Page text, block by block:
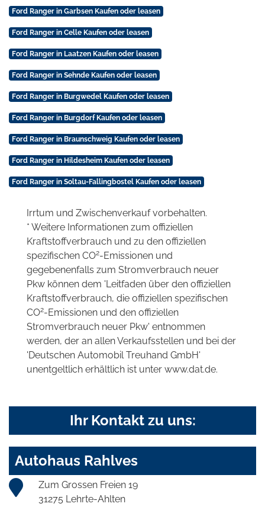
Ford Ranger in Garbsen Kaufen oder leasen
Ford Ranger in Celle Kaufen oder leasen
Ford Ranger in Laatzen Kaufen oder leasen
Ford Ranger in Sehnde Kaufen oder leasen
Ford Ranger in Burgwedel Kaufen oder leasen
Ford Ranger in Burgdorf Kaufen oder leasen
Ford Ranger in Braunschweig Kaufen oder leasen
Ford Ranger in Hildesheim Kaufen oder leasen
Ford Ranger in Soltau-Fallingbostel Kaufen oder leasen
Irrtum und Zwischenverkauf vorbehalten.
* Weitere Informationen zum offiziellen
Kraftstoffverbrauch und zu den offiziellen
spezifischen CO2-Emissionen und
gegebenenfalls zum Stromverbrauch neuer
Pkw können dem 'Leitfaden über den offiziellen
Kraftstoffverbrauch, die offiziellen spezifischen
CO2-Emissionen und den offiziellen
Stromverbrauch neuer Pkw' entnommen
werden, der an allen Verkaufsstellen und bei der
'Deutschen Automobil Treuhand GmbH'
unentgeltlich erhältlich ist unter www.dat.de.
Ihr Kontakt zu uns:
Autohaus Rahlves
Zum Grossen Freien 19
31275 Lehrte-Ahlten